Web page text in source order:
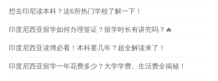
想去印尼读本科？这6所热门学校了解一下！
印度尼西亚留学如何办理签证？留学时长有讲究吗？🔥
印度尼西亚读博必看！本科要几年？超全解读来了！
印度尼西亚留学一年花费多少？大学学费、生活费全揭秘！